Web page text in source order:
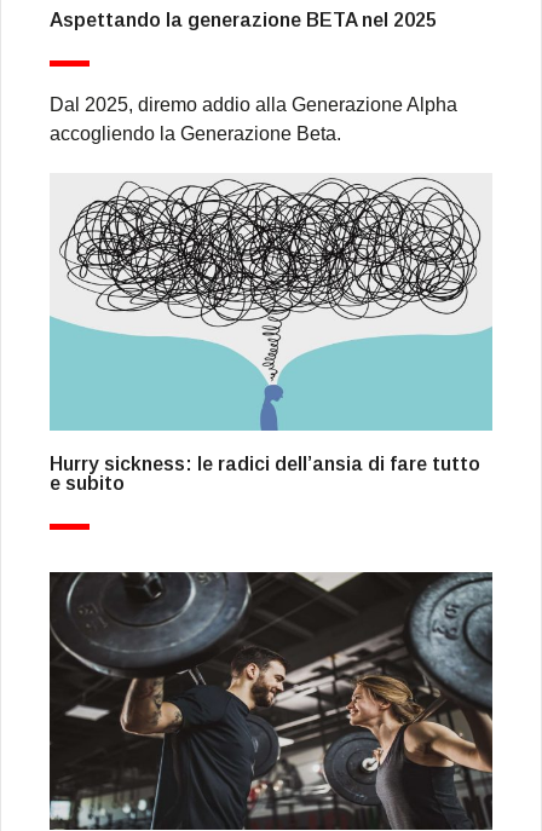
Aspettando la generazione BETA nel 2025
Dal 2025, diremo addio alla Generazione Alpha
accogliendo la Generazione Beta.
Hurry sickness: le radici dell’ansia di fare tutto
e subito